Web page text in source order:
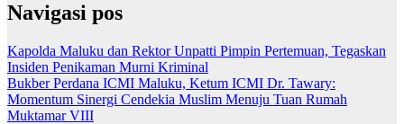
Navigasi pos
Kapolda Maluku dan Rektor Unpatti Pimpin Pertemuan, Tegaskan
Insiden Penikaman Murni Kriminal
Bukber Perdana ICMI Maluku, Ketum ICMI Dr. Tawary:
Momentum Sinergi Cendekia Muslim Menuju Tuan Rumah
Muktamar VIII